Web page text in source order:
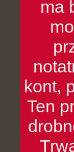
ma
kont,
Ten